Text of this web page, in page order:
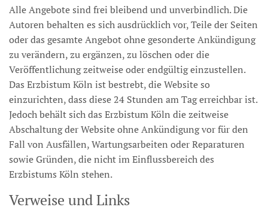
Alle Angebote sind frei bleibend und unverbindlich. Die
Autoren behalten es sich ausdrücklich vor, Teile der Seiten
oder das gesamte Angebot ohne gesonderte Ankündigung
zu verändern, zu ergänzen, zu löschen oder die
Veröffentlichung zeitweise oder endgültig einzustellen.
Das Erzbistum Köln ist bestrebt, die Website so
einzurichten, dass diese 24 Stunden am Tag erreichbar ist.
Jedoch behält sich das Erzbistum Köln die zeitweise
Abschaltung der Website ohne Ankündigung vor für den
Fall von Ausfällen, Wartungsarbeiten oder Reparaturen
sowie Gründen, die nicht im Einflussbereich des
Erzbistums Köln stehen.
Verweise und Links